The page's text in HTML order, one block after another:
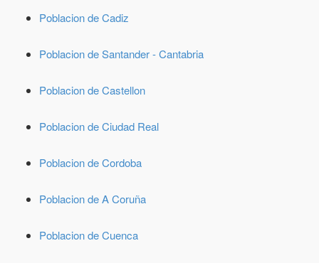
Poblacion de Cadiz
Poblacion de Santander - Cantabria
Poblacion de Castellon
Poblacion de Ciudad Real
Poblacion de Cordoba
Poblacion de A Coruña
Poblacion de Cuenca